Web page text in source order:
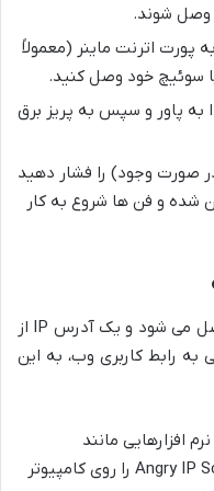
وصل شوند.
پورت اترنت ماینر (معمولاً
سوئیچ خود وصل کنید.
به پاور و سپس به پریز برق
صورت وجود) را فشار دهید
شده و فن ها شروع به کار
پس از روشن شدن، ماینر به شبکه متصل می شود و یک آدرس IP از
به رابط کاربری وب، به این
نرم افزارهایی مانند
Advanced IP Scanner یا Angry IP Scanner را روی کامپیوتر